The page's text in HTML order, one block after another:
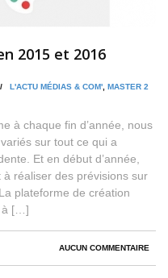
2015 et 2016
/ L'ACTU MÉDIAS & COM' MASTER 2
à chaque fin d’année, nous
sur tout ce qui a
Et en début d’année,
à réaliser des prévisions sur
plateforme de création
à […]
AUCUN COMMENTAIRE